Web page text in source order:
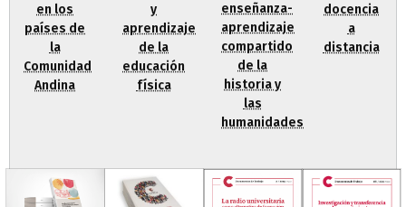
en los
países de
la
Comunidad
Andina
y
aprendizaje
de la
educación
física
enseñanza-
aprendizaje
compartido
de la
historia y
las
humanidades
docencia
a
distancia